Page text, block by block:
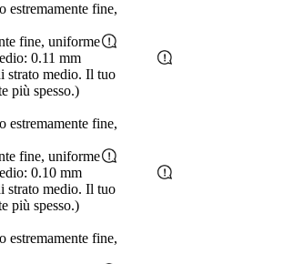
fine,
fine, uniforme
0.11 mm
strato medio. Il tuo
più spesso.)
fine,
fine, uniforme
0.10 mm
strato medio. Il tuo
più spesso.)
fine,